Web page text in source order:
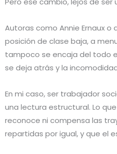
Autoras como Annie Ernaux
posición de clase baja, a
tampoco se encaja del todo
se deja atrás y la
En mi caso, ser trabajador
una lectura estructural. Lo
reconoce ni compensa las
repartidas por igual, y que el